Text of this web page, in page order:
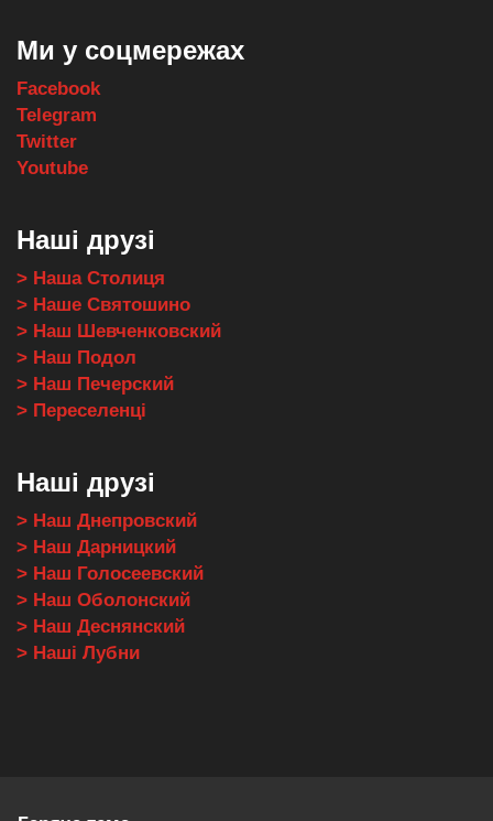
Ми у соцмережах
Facebook
Telegram
Twitter
Youtube
Наші друзі
> Наша Столиця
> Наше Святошино
> Наш Шевченковский
> Наш Подол
> Наш Печерский
> Переселенці
Наші друзі
> Наш Днепровский
> Наш Дарницкий
> Наш Голосеевский
> Наш Оболонский
> Наш Деснянский
> Наші Лубни